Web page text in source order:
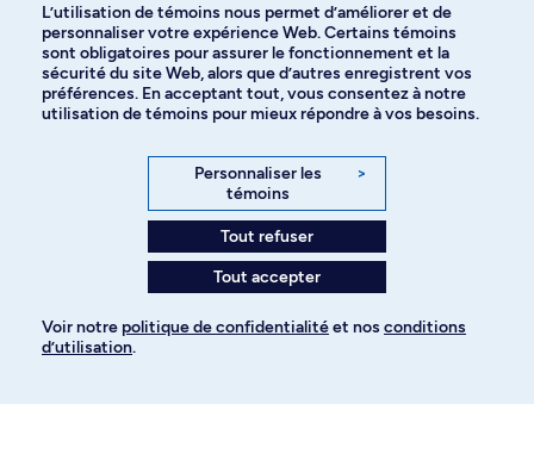
Langues
Facebook Instagram
YouTube
Politique de confidentialité
L’utilisation de témoins nous permet d’améliorer et de
personnaliser votre expérience Web. Certains témoins
sont obligatoires pour assurer le fonctionnement et la
sécurité du site Web, alors que d’autres enregistrent vos
préférences. En acceptant tout, vous consentez à notre
utilisation de témoins pour mieux répondre à vos besoins.
Personnaliser les
témoins
>
Tout refuser
Tout accepter
Voir notre politique de confidentialitéet nos conditions
d’utilisation.